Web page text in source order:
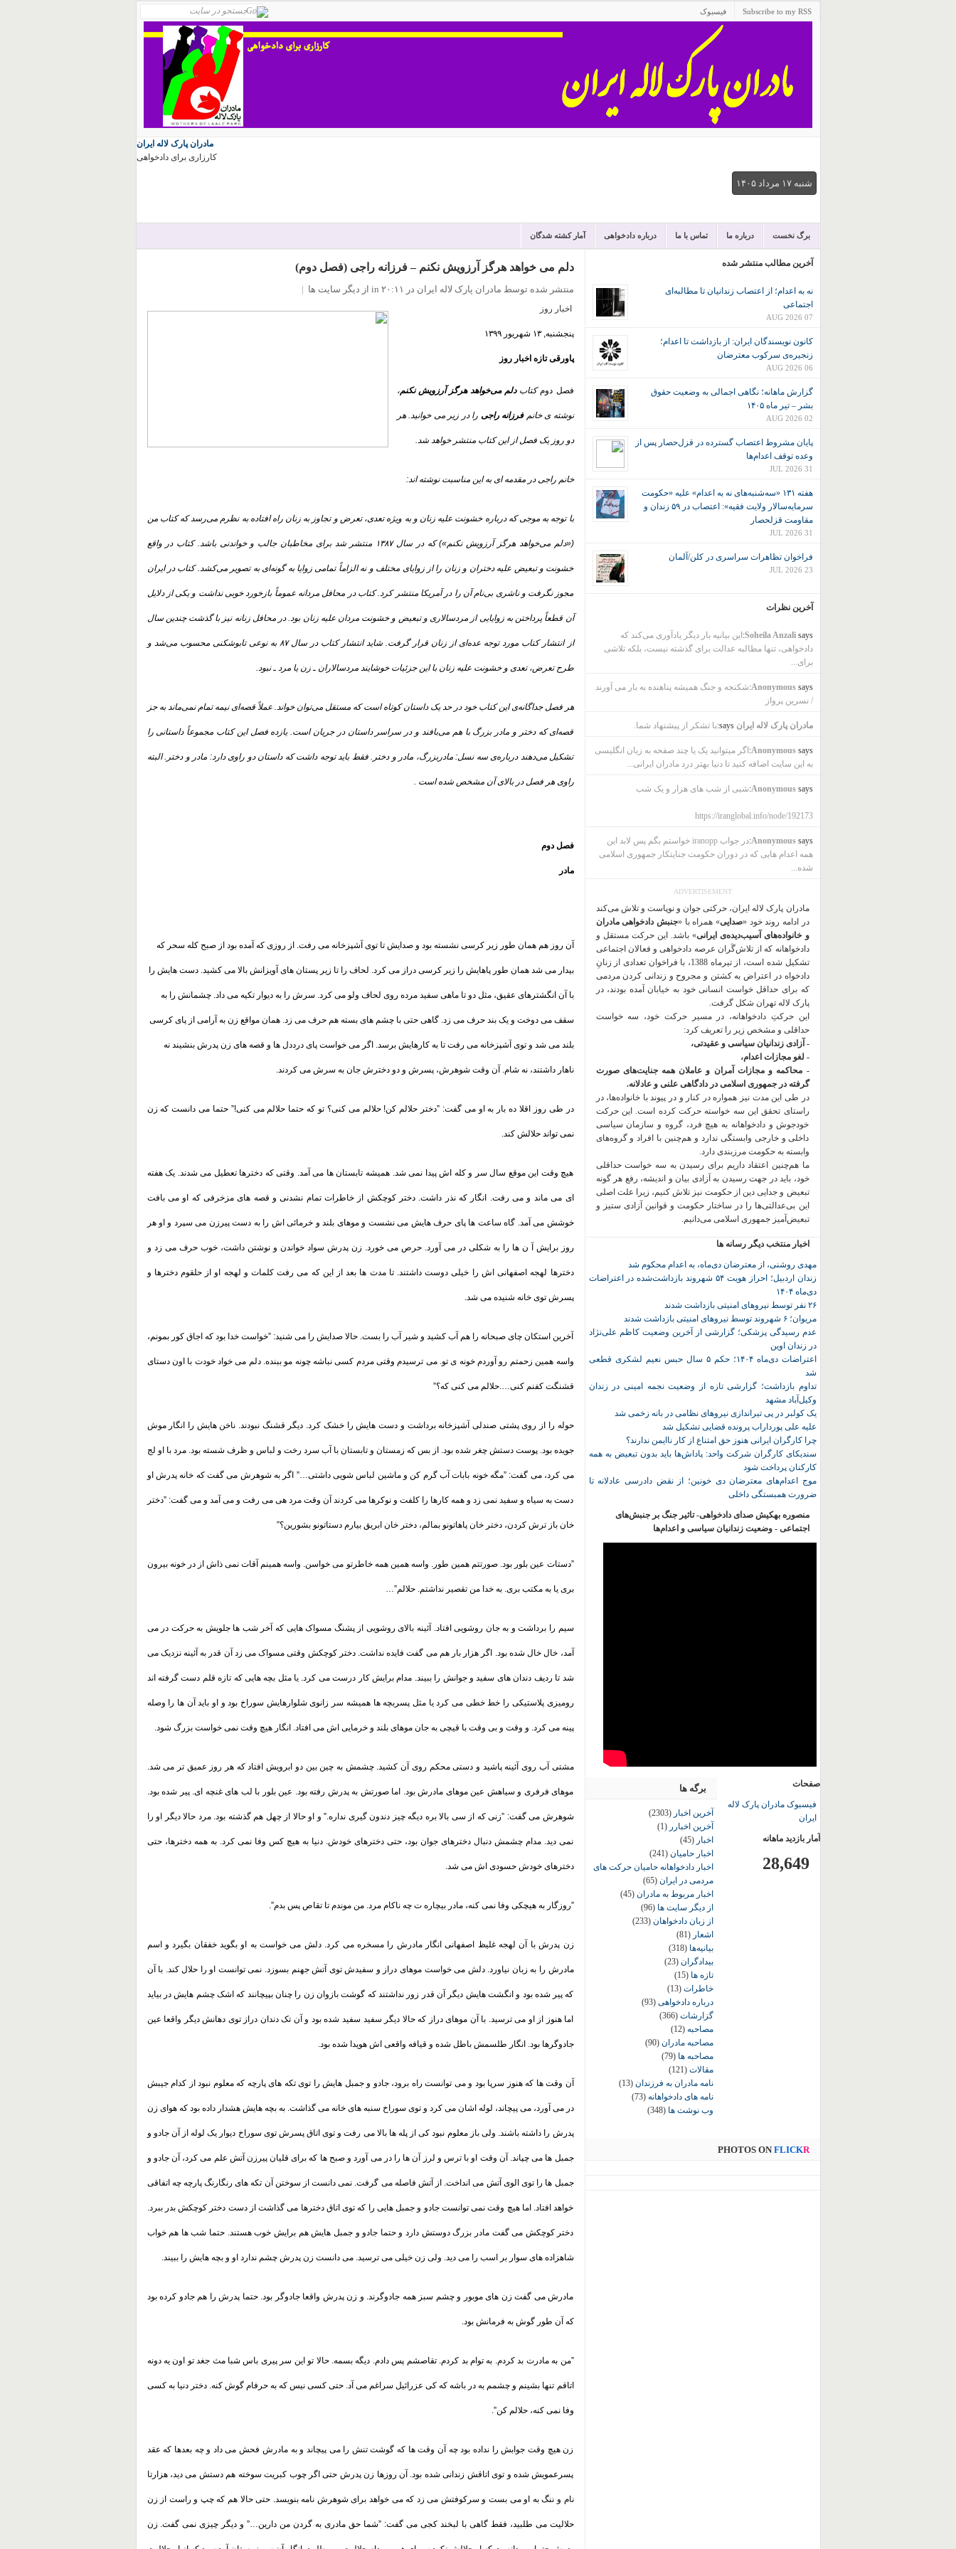
Subscribe to my RSS فیسبوک
مادران پارک لاله ایران
کارزاری برای دادخواهی
شنبه ۱۷ مرداد ۱۴۰۵
برگ نخست درباره ما تماس با ما درباره دادخواهی آمار کشته شدگان
دلم می خواهد هرگز آرزویش نکنم – فرزانه راجی (فصل دوم)
منتشر شده توسط مادران پارک لاله ایران در ۲۰:۱۱ in از دیگر سایت ها |
اخبار روز
پنجشنبه,۱۳ شهریور۱۳۹۹
پاورقی تازه اخبار روز
فصل دومکتاب دلم می‌خواهد هرگز آرزویش نکنم،
نوشته ی خانم فرزانه راجی را در زیر می خوانید. هر
دو روز یک فصل از این کتاب منتشر خواهد شد.
خانم راجی در مقدمه ای به این مناسبت نوشته اند:
با توجه به موجی که درباره خشونت علیه زنان و به ویژه تعدی، تعرض و تجاوز به زنان راه افتاده به نظرم می‌رسد که کتاب من
(«دلم می‌خواهد هرگز آرزویش نکنم») که در سال۱۳۸۷ منتشر شد برای مخاطبان جالب و خواندنی باشد. کتاب در واقع
خشونت و تبعیض علیه دختران و زنان را از زوایای مختلف و نه الزاماً تمامی زوایا به گونه‌ای به تصویر می‌کشد. کتاب در ایران
مجوز نگرفت و ناشری بی‌نام آن را در آمریکا منتشر کرد. کتاب در محافل مردانه عموماً بازخورد خوبی نداشت و یکی از دلایل
آن قطعاً پرداختن به زوایایی از مردسالاری و تبعیض و خشونت مردان علیه زنان بود. در محافل زنانه نیز با گذشت چندین سال
از انتشار کتاب مورد توجه عده‌ای از زنان قرار گرفت. شاید انتشار کتاب در سال۸۷ به نوعی تابوشکنی محسوب می‌شد و
طرح تعرض، تعدی و خشونت علیه زنان با این جزئیات خوشایند مردسالاران ـ زن یا مرد ـ نبود.
هر فصل جداگانه‌ی این کتاب خود در حد یک داستان کوتاه است که مستقل می‌توان خواند. عملاً قصه‌ای نیمه‌ تمام نمی‌ماند به جز
قصه‌ای که دختر و مادر بزرگ با هم می‌بافند و در سراسر داستان در جریان است. یازده فصل این کتاب مجموعاً داستانی را
تشکیل می‌دهند درباره‌ی سه نسل: مادربزرگ، مادر و دختر. فقط باید توجه داشت که داستان دو راوی دارد: مادر و دختر. البته
راوی هر فصل در بالای آن مشخص شده است .
فصل دوم
مادر
آن روز هم همان طور زیر کرسی نشسته بود و صدایش تا توی آشپزخانه می رفت. از روزی که آمده بود از صبح کله سحر که
بیدار می شد همان طور پاهایش را زیر کرسی دراز می کرد. لحاف را تا زیر پستان های آویزانش بالا می کشید. دست هایش را
با آن انگشترهای عقیق، مثل دو تا ماهی سفید مرده روی لحاف ولو می کرد. سرش را به دیوار تکیه می داد. چشمانش را به
سقف می دوخت و یک بند حرف می زد. گاهی حتی با چشم های بسته هم حرف می زد. همان مواقع زن به آرامی از پای کرسی
بلند می شد و توی آشپزخانه می رفت تا به کارهایش برسد. اگر می خواست پای درددل ها و قصه های زن پدرش بنشیند نه
ناهار داشتند، نه شام. آن وقت شوهرش، پسرش و دو دخترش جان به سرش می کردند.
در طی روز اقلا ده بار به او می گفت: ”دختر حلالم کن! حلالم می کنی؟ تو که حتما حلالم می کنی!” حتما می دانست که زن
نمی تواند حلالش کند.
هیچ وقت این موقع سال سر و کله اش پیدا نمی شد. همیشه تابستان ها می آمد. وقتی که دخترها تعطیل می شدند. یک هفته
ای می ماند و می رفت. انگار که نذر داشت. دختر کوچکش از خاطرات تمام نشدنی و قصه های مزخرفی که او می بافت
خوشش می آمد. گاه ساعت ها پای حرف هایش می نشست و موهای بلند و خرمائی اش را به دست پیرزن می سپرد و او هر
روز برایش آ ن ها را به شکلی در می آورد. حرص می خورد. زن پدرش سواد خواندن و نوشتن داشت، خوب حرف می زد و
دخترها لهجه اصفهانی اش را خیلی دوست داشتند. تا مدت ها بعد از این که می رفت کلمات و لهجه او از حلقوم دخترها و
پسرش توی خانه شنیده می شد.
آخرین استکان چای صبحانه را هم آب کشید و شیر آب را بست. حالا صدایش را می شنید: ”خواست خدا بود که اجاق کور بمونم،
واسه همین زحمتم رو آوردم خونه ی تو. می ترسیدم وقتی مردم کسی نباشه چونه مو ببنده. دلم می خواد خودت با اون دستای
قشنگت کفنم کنی….حلالم می کنی که؟”
حوله را از روی پشتی صندلی آشپزخانه برداشت و دست هایش را خشک کرد. دیگر قشنگ نبودند. ناخن هایش را انگار موش
جویده بود. پوست دستش چغر شده بود. از بس که زمستان و تابستان با آب سرد رخت و لباس و ظرف شسته بود. مرد با او لج
می کرد، می گفت: ”مگه خونه بابات آب گرم کن و ماشین لباس شویی داشتی…” اگر به شوهرش می گفت که خانه پدرش او
دست به سیاه و سفید نمی زد و همه کارها را کلفت و نوکرها می کردند آن وقت مرد هی می رفت و می آمد و می گفت: ”دختر
خان باز ترش کردن، دختر خان پاهاتونو بمالم، دختر خان ابریق بیارم دستاتونو بشورین؟”
”دستات عین بلور بود. صورتتم همین طور. واسه همین همه خاطرتو می خواسن. واسه همینم آقات نمی ذاش از در خونه بیرون
بری یا به مکتب بری. به خدا من تقصیر نداشتم. حلالم…”
سیم را برداشت و به جان روشویی افتاد. آئینه بالای روشویی از پشنگ مسواک هایی که آخر شب ها جلویش به حرکت در می
آمد، خال خال شده بود. اگر هزار بار هم می گفت فایده نداشت. دختر کوچکش وقتی مسواک می زد آن قدر به آئینه نزدیک می
شد تا ردیف دندان های سفید و جوانش را ببیند. مدام برایش کار درست می کرد. یا مثل بچه هایی که تازه قلم دست گرفته اند
رومیزی پلاستیکی را خط خطی می کرد یا مثل پسربچه ها همیشه سر زانوی شلوارهایش سوراخ بود و او باید آن ها را وصله
پینه می کرد. و وقت و بی وقت با قیچی به جان موهای بلند و خرمایی اش می افتاد. انگار هیچ وقت نمی خواست بزرگ شود.
مشتی آب روی آئینه پاشید و دستی محکم روی آن کشید. چشمش به چین بین دو ابرویش افتاد که هر روز عمیق تر می شد.
موهای فرفری و سیاهش عین موهای مادرش بود. اما صورتش به پدرش رفته بود. عین بلور با لب های غنچه ای. پیر شده بود.
شوهرش می گفت: ”زنی که از سی بالا بره دیگه چیز دندون گیری نداره.” و او حالا از چهل هم گذشته بود. مرد حالا دیگر او را
نمی دید. مدام چشمش دنبال دخترهای جوان بود، حتی دخترهای خودش. دنیا به هیچ کس وفا نمی کرد. به همه دخترها، حتی
دخترهای خودش حسودی اش می شد.
”روزگار به هیچکی وفا نمی کنه، مادر بیچاره ت چه ناکام مرد. من موندم تا تقاص پس بدم.”
زن پدرش با آن لهجه غلیظ اصفهانی انگار مادرش را مسخره می کرد. دلش می خواست به او بگوید خفقان بگیرد و اسم
مادرش را به زبان نیاورد. دلش می خواست موهای دراز و سفیدش توی آتش جهنم بسوزد. نمی توانست او را حلال کند. با آن
که پیر شده بود و انگشت هایش دیگر آن قدر زور نداشتند که گوشت بازوان زن را چنان بپیچانند که اشک چشم هایش در بیاید
اما هنوز از او می ترسید. با آن موهای دراز که حالا دیگر سفید سفید شده بود و آن تک دندان دراز توی دهانش دیگر واقعا عین
جادوگرها بود. انگار طلسمش باطل شده و قیافه واقعی اش هویدا شده بود.
آن وقت ها که هنوز سرپا بود و می توانست راه برود، جادو و جمبل هایش را توی تکه های پارچه که معلوم نبود از کدام جیبش
در می آورد، می پیچاند، لوله اشان می کرد و توی سوراخ سنبه های خانه می گذاشت. به بچه هایش هشدار داده بود که هوای زن
پدرش را داشته باشند. ولی باز معلوم نبود کی از پله ها بالا می رفت و توی اتاق پسرش توی سوراخ دیوار یک لوله از آن جادو و
جمبل ها می چپاند. آن وقت او با ترس و لرز آن ها را در می آورد و صبح ها که برای قلیان پیرزن آتش علم می کرد، آن جادو و
جمبل ها را توی الوی آتش می انداخت. از آتش فاصله می گرفت. نمی دانست از سوختن آن تکه های رنگارنگ پارچه چه اتفاقی
خواهد افتاد. اما هیچ وقت نمی توانست جادو و جمبل هایی را که توی اتاق دخترها می گذاشت از دست دختر کوچکش بدر ببرد.
دختر کوچکش می گفت مادر بزرگ دوستش دارد و حتما جادو و جمبل هایش هم برایش خوب هستند. حتما شب ها هم خواب
شاهزاده های سوار بر اسب را می دید. ولی زن خیلی می ترسید. می دانست زن پدرش چشم ندارد او و بچه هایش را ببیند.
مادرش می گفت زن های موبور و چشم سبز همه جادوگرند. و زن پدرش واقعا جادوگر بود. حتما پدرش را هم جادو کرده بود
که آن طور گوش به فرمانش بود.
”من به مادرت بد کردم. به توام بد کردم. تقاصشم پس دادم. دیگه بسمه. حالا تو این سر پیری باس شبا مث جغد تو اون یه دونه
اتاقم تنها بشینم و چشمم به در باشه که کی عزرائیل سراغم می آد. حتی کسی نیس که به حرفام گوش کنه. دختر دنیا به کسی
وفا نمی کنه، حلالم کن.”
زن هیچ وقت جوابش را نداده بود چه آن وقت ها که گوشت تنش را می پیچاند و به مادرش فحش می داد و چه بعدها که عقد
پسرعمویش شده و توی اتاقش زندانی شده بود. آن روزها زن پدرش حتی اگر چوب کبریت سوخته هم دستش می دید، هزارتا
نام و ننگ به او می بست و سرکوفتش می زد که می خواهد برای شوهرش نامه بنویسد. حتی حالا هم که چپ و راست از زن
حلالیت می طلبید، فقط گاهی با لبخند کجی می گفت: ”شما حق مادری به گردن من دارین…” و دیگر چیزی نمی گفت. زن
آخرین مطالب منتشر شده
نه به اعدام؛ از اعتصاب زندانیان تا مطالبه‌ای
اجتماعی
07 AUG 2026
کانون نويسندگان ايران: از بازداشت تا اعدام؛
زنجیره‌ی سرکوب معترضان
06 AUG 2026
گزارش ماهانه؛ نگاهی اجمالی به وضعیت حقوق
بشر – تیر ماه ۱۴۰۵
02 AUG 2026
پایان مشروط اعتصاب گسترده در قزل‌حصار پس از
وعده توقف اعدام‌ها
31 JUL 2026
هفته ۱۳۱ «سه‌شنبه‌های نه به اعدام» علیه «حکومت
سرمایه‌سالار ولایت فقیه»: اعتصاب در ۵۹ زندان و
مقاومت قزلحصار
31 JUL 2026
فراخوان تظاهرات سراسری در کلن/آلمان
23 JUL 2026
آخرین نظرات
Soheila Anzalisays:
این بیانیه بار دیگر یادآوری می‌کند که
دادخواهی، تنها مطالبه عدالت برای گذشته نیست، بلکه تلاشی
برای...
Anonymoussays:
شکنجه و جنگ همیشه پناهنده به بار می آورند
/ نسرین پرواز
مادران پارک لاله ایران says: با تشکر از پیشنهاد شما.
Anonymoussays:
اگر میتوانید یک یا چند صفحه به زبان انگلیسی
به این سایت اضافه کنید تا دنیا بهتر درد مادران ایرانی...
Anonymoussays: شبی از شب های هزار و یک شب
https://iranglobal.info/node/192173
Anonymoussays:
در جواب iranopp خواستم بگم پس لابد این
همه اعدام هایی که در دوران حکومت جنایتکار جمهوری اسلامی
شده...
ADVERTISEMENT
مادران پارک لاله ایران، حرکتی جوان و نوپاست و تلاش می‌کند
در ادامه روند خود «صدایی» همراه با «جنبش دادخواهی مادران
و خانواده‌های آسیب‌دیده‌ی ایرانی» باشد. این حرکت مستقل و
دادخواهانه که از تلاش‌گَران عرصه دادخواهی و فعالان اجتماعی
تشکیل شده است، از تیرماه 1388، با فراخوان تعدادی از زنانِ
دادخواه در اعتراض به کشتن و مجروح و زندانی کردن مردمی
که برای حداقل خواست انسانی خود به خیابان آمده بودند، در
پارک لاله تهران شکل گرفت.
این حرکتِ دادخواهانه، در مسیر حرکت خود، سه خواست
حداقلی و مشخص زیر را تعریف کرد:
- آزادی زندانیان سیاسی و عقیدتی،
- لغو مجازات اعدام،
- محاکمه و مجازات آمران و عاملان همه جنایت‌های صورت
گرفته در جمهوری اسلامی در دادگاهی علنی و عادلانه.
در طی این مدت نیز همواره در کنار و در پیوند با خانواده‌ها، در
راستای تحقق این سه خواسته حرکت کرده است. این حرکت
خودجوش و دادخواهانه به هیچ فرد، گروه و سازمان سیاسی
داخلی و خارجی وابستگی ندارد و هم‌چنین با افراد و گروه‌های
وابسته به حکومت مرزبندی دارد.
ما هم‌چنین اعتقاد داریم برای رسیدن به سه خواست حداقلی
خود، باید در جهت رسیدن به آزادی بیان و اندیشه، رفع هر گونه
تبعیض و جدایی دین از حکومت نیز تلاش کنیم، زیرا علت اصلی
این بی‌عدالتی‌ها را در ساختار حکومت و قوانین آزادی ستیز و
تبعیض‌آمیز جمهوری اسلامی می‌دانیم.
اخبار منتخب دیگر رسانه ها
مهدی روشنی، از معترضان دی‌ماه، به اعدام محکوم شد
زندان اردبیل؛ احراز هویت ۵۴ شهروند بازداشت‌شده در اعتراضات
دی‌ماه ۱۴۰۴
۲۶ نفر توسط نیروهای امنیتی بازداشت شدند
مریوان؛ ۶ شهروند توسط نیروهای امنیتی بازداشت شدند
عدم رسیدگی پزشکی؛ گزارشی از آخرین وضعیت کاظم علی‌نژاد
در زندان اوین
اعتراضات دی‌ماه ۱۴۰۴؛ حکم ۵ سال حبس نعیم لشکری قطعی
شد
تداوم بازداشت؛ گزارشی تازه از وضعیت نجمه امینی در زندان
وکیل‌آباد مشهد
یک کولبر در پی تیراندازی نیروهای نظامی در بانه زخمی شد
علیه علی پورداراب پرونده قضایی تشکیل شد
چرا کارگران ایرانی هنوز حق امتناع از کار ناایمن ندارند؟
سندیکای کارگران شرکت واحد: پاداش‌ها باید بدون تبعیض به همه
کارکنان پرداخت شود
موج اعدام‌های معترضان دی‌ خونین؛ از نقض دادرسی عادلانه تا
ضرورت همبستگی داخلی
منصوره بهکیش صدای دادخواهی- تاثیر جنگ بر جنبش‌های
اجتماعی - وضعیت زندانیان سیاسی و اعدام‌ها
برگه ها
آخرین اخبار (2303)
آخرین اخبارر (1)
اخبار (45)
اخبار حامیان (241)
اخبار دادخواهانه حامیان حرکت های
مردمی در ایران (65)
اخبار مربوط به مادران (45)
از دیگر سایت ها (96)
از زبان دادخواهان (233)
اشعار (81)
بیانیه‌ها (318)
بیدادگران (23)
تازه ها (15)
خاطرات (13)
درباره دادخواهی (93)
گزارشات (366)
مصاحبه (12)
مصاحبه مادران (90)
مصاحبه ها (79)
مقالات (121)
نامه مادران به فرزندان (13)
نامه های دادخواهانه (73)
وب نوشت ها (348)
صفحات
فیسبوک مادران پارک لاله
ایران
آمار بازدید ماهانه
28,649
PHOTOS ON FLICKR